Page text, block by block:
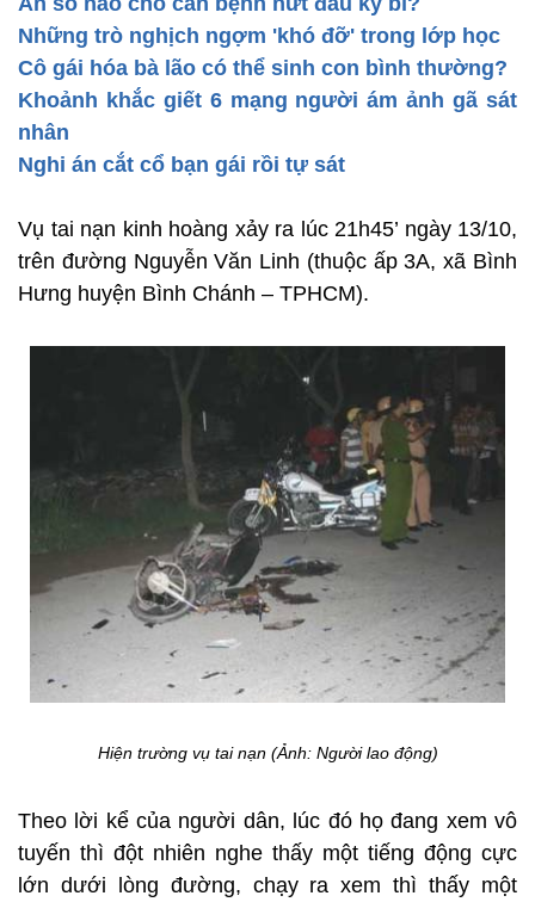
Những trò nghịch ngợm 'khó đỡ' trong lớp học
Cô gái hóa bà lão có thể sinh con bình thường?
Khoảnh khắc giết 6 mạng người ám ảnh gã sát
nhân
Nghi án cắt cổ bạn gái rồi tự sát
Vụ tai nạn kinh hoàng xảy ra lúc 21h45’ ngày 13/10,
trên đường Nguyễn Văn Linh (thuộc ấp 3A, xã Bình
Hưng huyện Bình Chánh – TPHCM).
Hiện trường vụ tai nạn (Ảnh: Người lao động)
Theo lời kể của người dân, lúc đó họ đang xem vô
tuyến thì đột nhiên nghe thấy một tiếng động cực
lớn dưới lòng đường, chạy ra xem thì thấy một